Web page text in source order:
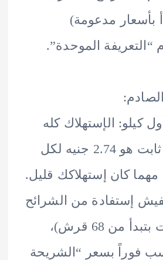
مدعومة)
الموحدة”.
كله
بيتحسب بسعر ثابت هو 2.74 جنيه لكل
إستهلاكك قليل.
من الشرائح
الدنيا (اللي كانت بتبدأ من 68 قرش)،
بسعر “الشريحة